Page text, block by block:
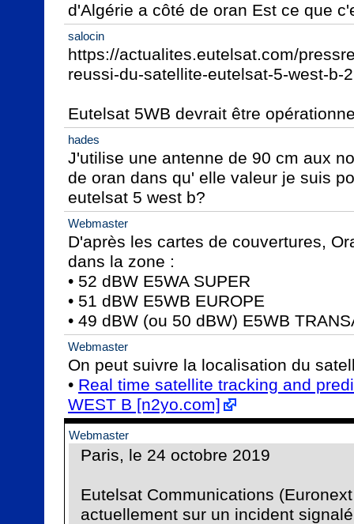
d'Algérie a côté de oran Est ce que
salocin
https://actualites.eutelsat.com/
reussi-du-satellite-eutelsat-5-west-b-
Eutelsat 5WB devrait être
hades
J'utilise une antenne de 90 cm aux
de oran dans qu' elle valeur je suis
eutelsat 5 west b?
Webmaster
D'après les cartes de couvertures,
dans la zone :
• 52 dBW E5WA SUPER
• 51 dBW E5WB EUROPE
• 49 dBW (ou 50 dBW) E5WB
Webmaster
On peut suivre la localisation du
• Real time satellite tracking and
WEST B [n2yo.com]
Webmaster
Paris, le 24 octobre 2019
Eutelsat Communications
actuellement sur un incident